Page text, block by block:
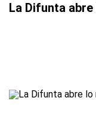
La Difunta